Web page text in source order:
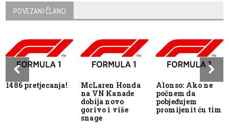
POVEZANI ČLANCI
1486 pretjecanja!
McLaren Honda
na VN Kanade
dobija novo
gorivo i više
snage
Alonso: Ako ne
počnem da
pobjeđujem
promijenit ću tim